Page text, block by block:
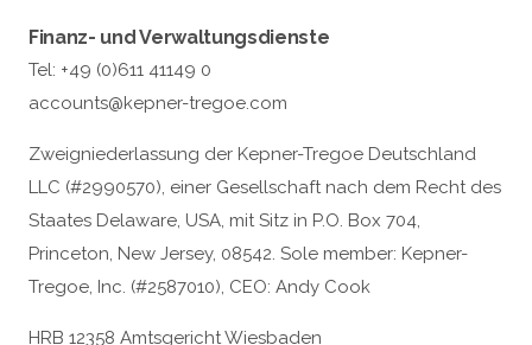
Finanz- und Verwaltungsdienste
Tel: +49 (0)611 41149 0
accounts@kepner-tregoe.com
Zweigniederlassung der Kepner-Tregoe Deutschland
LLC (#2990570), einer Gesellschaft nach dem Recht des
Staates Delaware, USA, mit Sitz in P.O. Box 704,
Princeton, New Jersey, 08542. Sole member: Kepner-
Tregoe, Inc. (#2587010), CEO: Andy Cook
HRB 12358 Amtsgericht Wiesbaden